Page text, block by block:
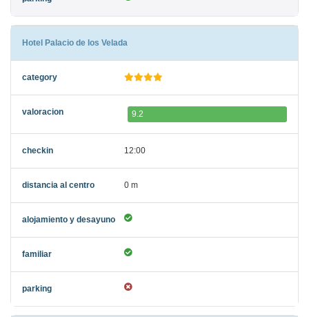
Hotel Palacio de los Velada
9.2
12:00
0 m